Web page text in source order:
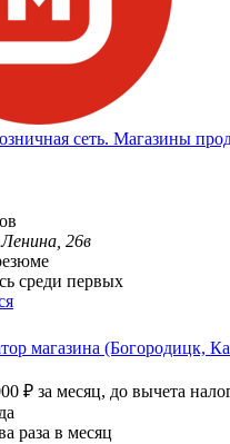
сеть. Магазины
26в
среди первых
магазина (Богородицк,
₽ за месяц, до вычета
раза в месяц